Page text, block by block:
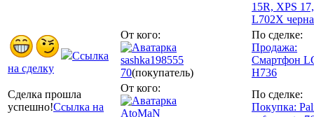
15R, XPS 17,
L702X
Ссылка
на сделку
От кого:
sashka198555
70(покупатель)
По сделке:
Продажа:
Смартфон
H736
Сделка прошла
успешно!Ссылка на
От кого:
AtoМaN
По сделке:
Покупка: